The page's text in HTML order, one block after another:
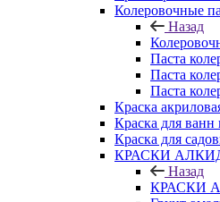
Колеровочные
Назад
Паста
Паста
Паста
Краска
Краска для
Краска для
КРАСКИ
Назад
КРАСКИ